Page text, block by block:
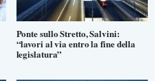
Ponte sullo Stretto, Salvini:
“lavori al via entro la fine della
legislatura”